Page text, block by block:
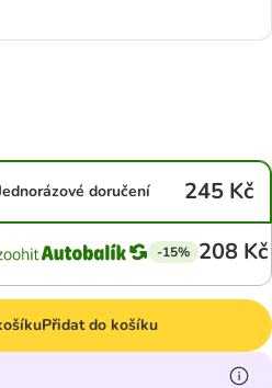
doručení 245 Kč
-15% 208 Kč
Přidat do košíku